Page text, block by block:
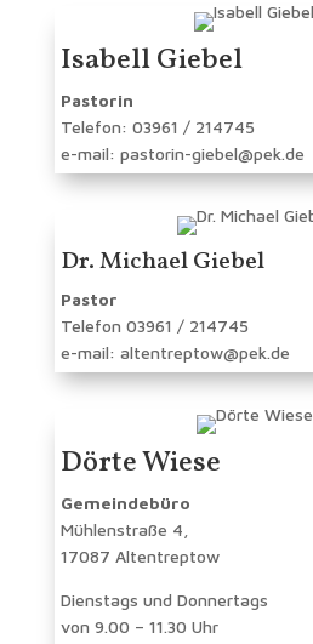
Isabell Giebel
Pastorin
Telefon: 03961 / 214745
e-mail: pastorin-giebel@pek.de
Dr. Michael Giebel
Pastor
Telefon 03961 / 214745
e-mail: altentreptow@pek.de
Dörte Wiese
Gemeindebüro
Mühlenstraße 4,
17087 Altentreptow
Dienstags und Donnertags
von 9.00 – 11.30 Uhr